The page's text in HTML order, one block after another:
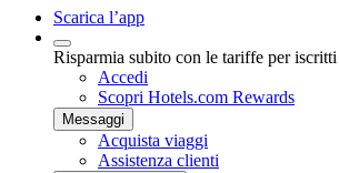
Scarica l’app
Risparmia subito con le tariffe per iscritti
Accedi
Scopri Hotels.com Rewards
Messaggi
Acquista viaggi
Assistenza clienti